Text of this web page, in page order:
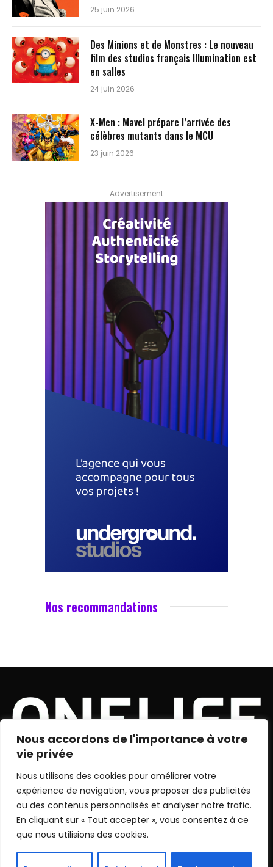
Nous accordons de l'importance à votre
vie privée
Nous utilisons des cookies pour améliorer votre
expérience de navigation, vous proposer des publicités
ou des contenus personnalisés et analyser notre trafic.
En cliquant sur « Tout accepter », vous consentez à ce
que nous utilisions des cookies.
25 juin 2026
Des Minions et de Monstres : Le nouveau
film des studios français Illumination est
en salles
24 juin 2026
X-Men : Mavel prépare l’arrivée des
célèbres mutants dans le MCU
23 juin 2026
Advertisement
Nos recommandations
(Twitter)
Instagram Twitch
NOS RÉDACTEURS
POLITIQUE DE CONFIDENTIALITÉ
CGU
MENTIONS LÉGALES